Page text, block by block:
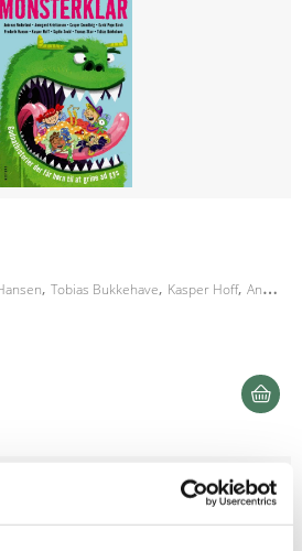
Tobias Bukkehave Kasper Hoff Annegerd Lerche Kristiansen